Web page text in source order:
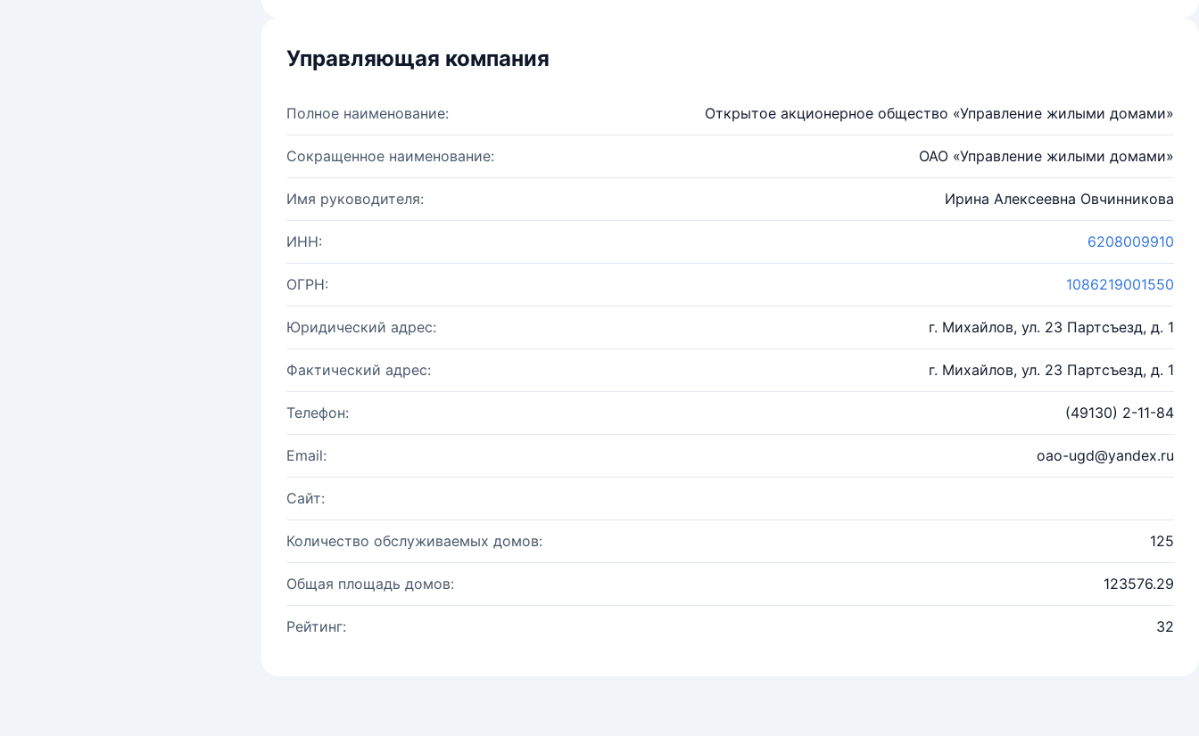
Управляющая компания
Полное наименование: Открытое акционерное общество «Управление жилыми домами»
Сокращенное наименование: ОАО «Управление жилыми домами»
Имя руководителя: Ирина Алексеевна Овчинникова
ИНН: 6208009910
ОГРН: 1086219001550
Юридический адрес: г. Михайлов, ул. 23 Партсъезд, д. 1
Фактический адрес: г. Михайлов, ул. 23 Партсъезд, д. 1
Телефон: (49130) 2-11-84
Email: oao-ugd@yandex.ru
Сайт:
Количество обслуживаемых домов: 125
Общая площадь домов: 123576.29
Рейтинг: 32